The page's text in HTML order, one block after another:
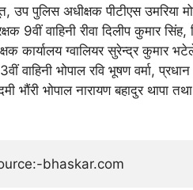
उप पुलिस अधीक्षक पीटीएस उमरिया
9वीं वाहिनी रीवा दिलीप कुमार
कार्यालय ग्‍वालियर सुरेन्‍द्र कुमार
वाहिनी भोपाल रवि भूषण वर्मा,
भौंरी भोपाल नारायण बहादुर थापा
bhaskar.com